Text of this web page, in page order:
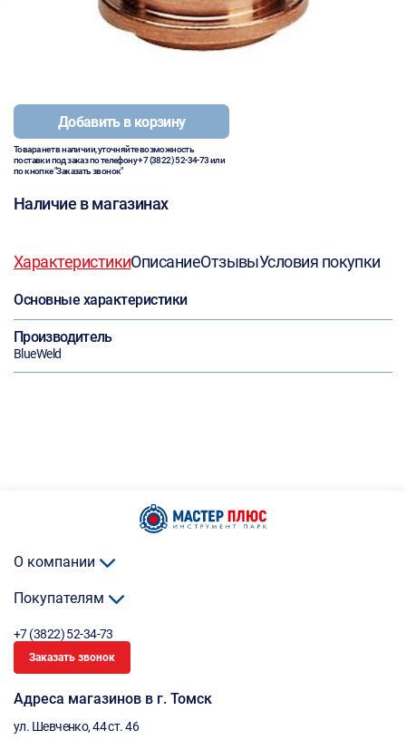
Добавить в корзину
Товара нет в наличии, уточняйте возможность
поставки под заказ по телефону+7 (3822) 52-34-73или
по кнопке "Заказать звонок"
Наличие в магазинах
ХарактеристикиОписаниеОтзывыУсловия покупки
Основные характеристики
Производитель
BlueWeld
О компании
Покупателям
+7 (3822) 52-34-73
Заказать звонок
Адреса магазинов в г. Томск
ул. Шевченко, 44 ст. 46